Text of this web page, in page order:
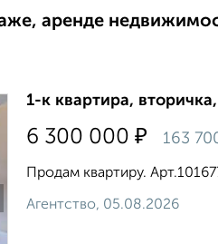
аренде
1-к квартира,
6 300 000 ₽ 163
Продам квартиру.
Агентство, 05.08.2026